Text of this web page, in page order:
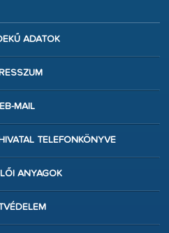
ADATOK
MAIL
TELEFONKÖNYVE
ANYAGOK